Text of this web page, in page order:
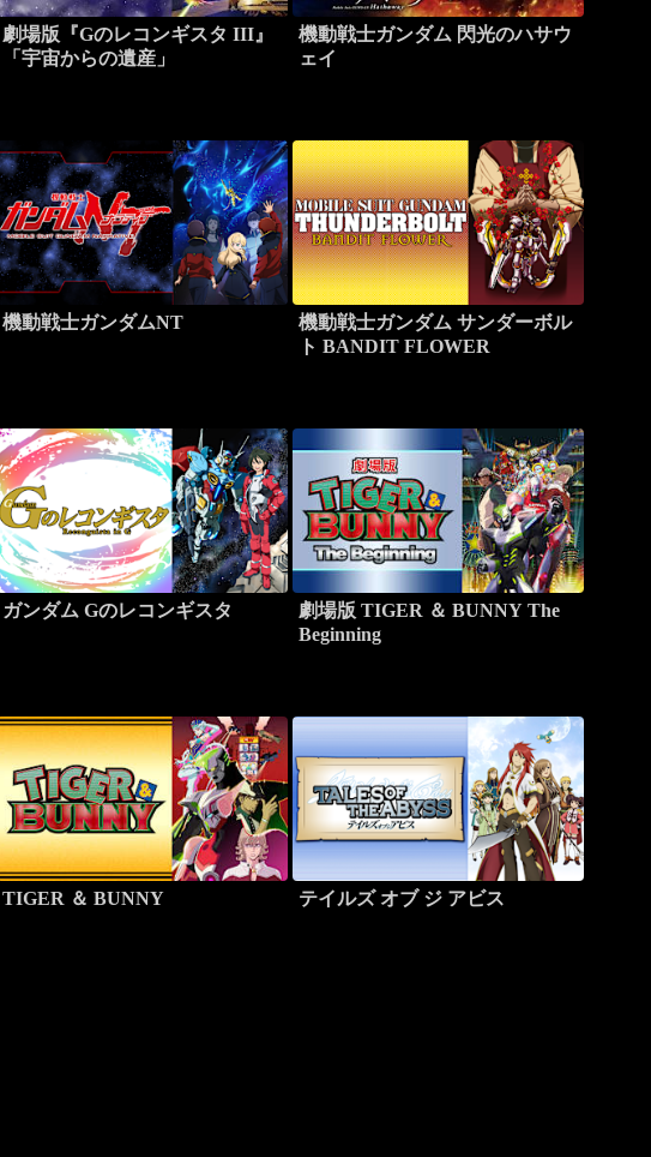
劇場版『Gのレコンギスタ III』
「宇宙からの遺産」
機動戦士ガンダム 閃光のハサウ
ェイ
機動戦士ガンダムNT
機動戦士ガンダム サンダーボル
ト BANDIT FLOWER
ガンダム Gのレコンギスタ
劇場版 TIGER ＆ BUNNY The
Beginning
TIGER ＆ BUNNY テイルズ オブ ジ アビス